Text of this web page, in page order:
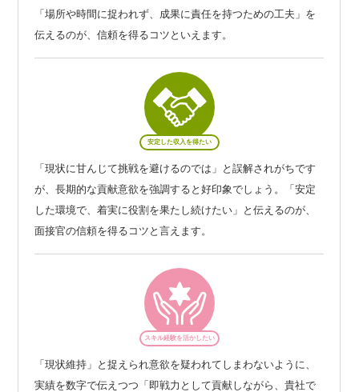
「場所や時間に捉われず、成果に責任を持つための工夫」を
伝えるのが、信頼を得るコツといえます。
安定した収入を得たい
「現状に甘んじて挑戦を避けるのでは」と誤解されがちです
が、長期的な貢献意欲を強調すると好印象でしょう。「安定
した環境で、着実に役割を果たし続けたい」と伝えるのが、
面接官の信頼を得るコツと言えます。
スキル経験を活かしたい
「現状維持」と捉えられ意欲を疑われてしまわないように、
実績を数字で伝えつつ「即戦力として貢献しながら、貴社で